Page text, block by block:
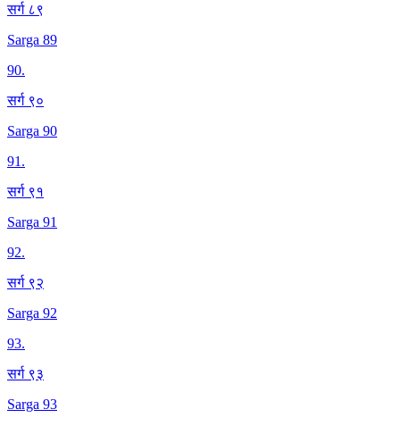
सर्ग ८९
Sarga 89
90.
सर्ग ९०
Sarga 90
91.
सर्ग ९१
Sarga 91
92.
सर्ग ९२
Sarga 92
93.
सर्ग ९३
Sarga 93